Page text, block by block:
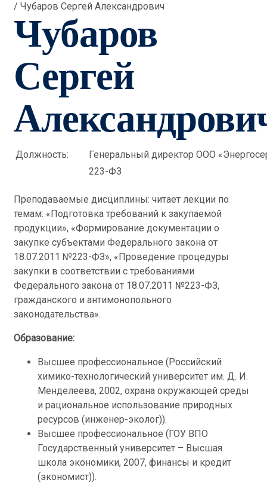
/ Чубаров Сергей Александрович
Чубаров
Сергей
Должность:
Генеральный директор ООО
223-ФЗ
Преподаваемые дисциплины: читает лекции по
темам: «Подготовка требований к закупаемой
продукции», «Формирование документации о
закупке субъектами Федерального закона от
18.07.2011 №223-ФЗ», «Проведение процедуры
закупки в соответствии с требованиями
Федерального закона от 18.07.2011 №223-ФЗ,
гражданского и антимонопольного
законодательства».
Образование:
Высшее профессиональное (Российский
химико-технологический университет им. Д. И.
Менделеева, 2002, охрана окружающей среды
и рациональное использование природных
ресурсов (инженер-эколог)).
Высшее профессиональное (ГОУ ВПО
Государственный университет – Высшая
школа экономики, 2007, финансы и кредит
(экономист)).